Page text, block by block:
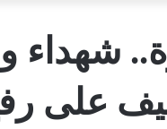
على
على